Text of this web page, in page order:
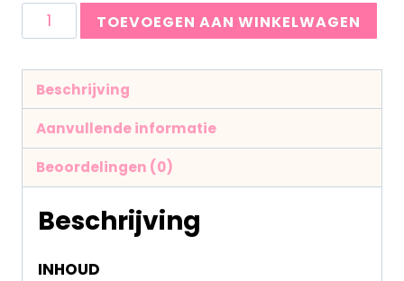
TOEVOEGEN AAN WINKELWAGEN
Beschrijving
Aanvullende informatie
Beoordelingen (0)
Beschrijving
INHOUD